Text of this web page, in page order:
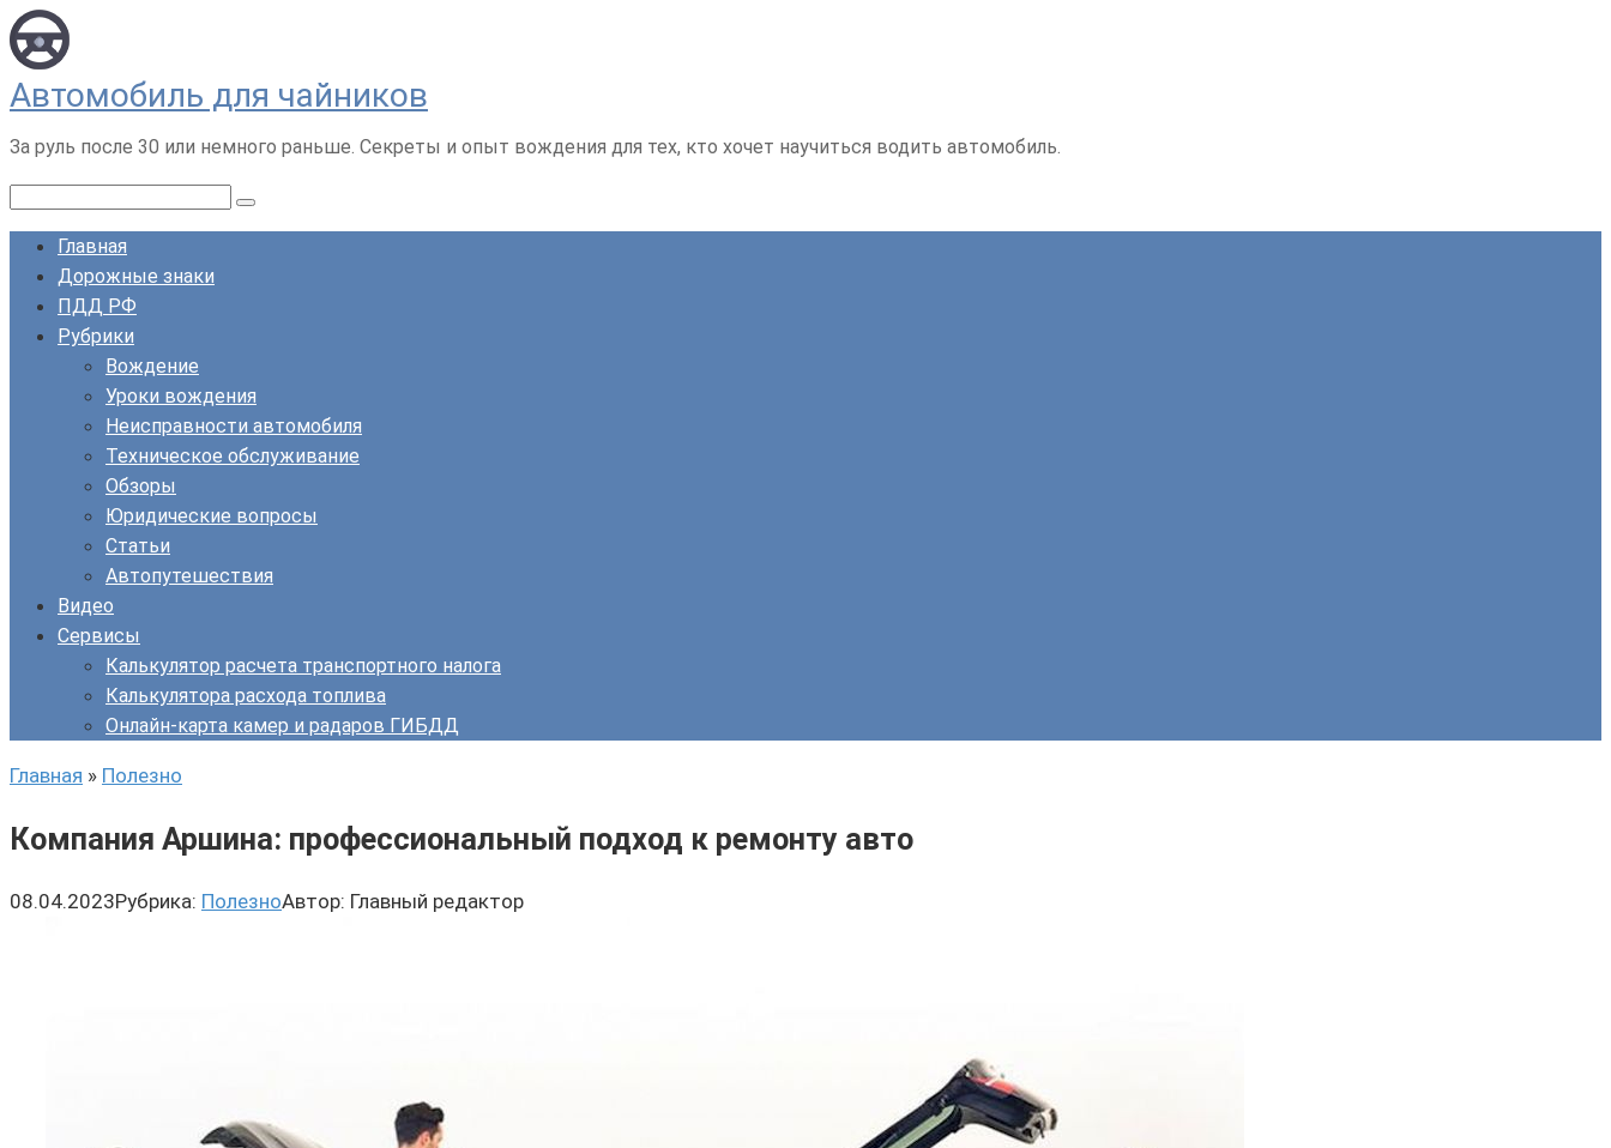
Перейти
к
контенту
Автомобиль для чайников
За руль после 30 или немного раньше. Секреты и опыт вождения для тех, кто хочет научиться водить автомобиль.
Главная
Дорожные знаки
ПДД РФ
Рубрики
Вождение
Уроки вождения
Неисправности автомобиля
Техническое обслуживание
Обзоры
Юридические вопросы
Статьи
Автопутешествия
Видео
Сервисы
Калькулятор расчета транспортного налога
Калькулятора расхода топлива
Онлайн-карта камер и радаров ГИБДД
Главная » Полезно
Компания Аршина: профессиональный подход к ремонту авто
08.04.2023Рубрика: ПолезноАвтор: Главный редактор